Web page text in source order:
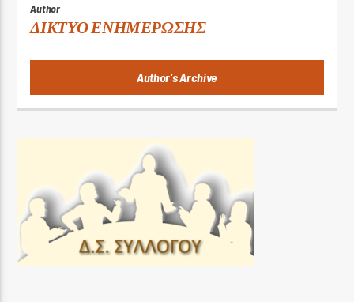
Author
ΔΙΚΤΥΟ ΕΝΗΜΕΡΩΣΗΣ
Author's Archive